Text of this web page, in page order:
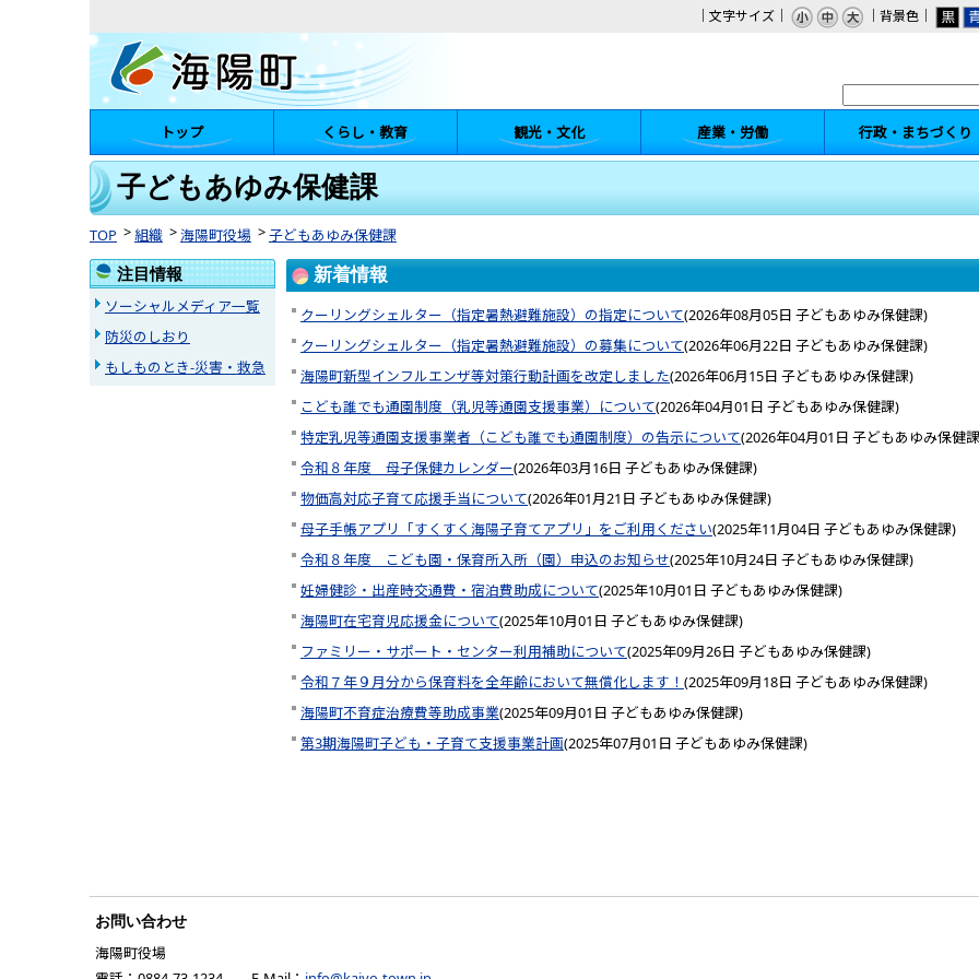
｜文字サイズ｜ ｜背景色｜
トップ くらし・教育 観光・文化 産業・労働 行政・まちづくり
子どもあゆみ保健課
TOP 組織 海陽町役場 子どもあゆみ保健課
新着情報
クーリングシェルター（指定暑熱避難施設）の指定について(2026年08月05日 子どもあゆみ保健課)
クーリングシェルター（指定暑熱避難施設）の募集について(2026年06月22日 子どもあゆみ保健課)
海陽町新型インフルエンザ等対策行動計画を改定しました(2026年06月15日 子どもあゆみ保健課)
こども誰でも通園制度（乳児等通園支援事業）について(2026年04月01日 子どもあゆみ保健課)
特定乳児等通園支援事業者（こども誰でも通園制度）の告示について(2026年04月01日 子どもあゆみ保健課
令和８年度 母子保健カレンダー(2026年03月16日 子どもあゆみ保健課)
物価高対応子育て応援手当について(2026年01月21日 子どもあゆみ保健課)
母子手帳アプリ「すくすく海陽子育てアプリ」をご利用ください(2025年11月04日 子どもあゆみ保健課)
令和８年度 こども園・保育所入所（園）申込のお知らせ(2025年10月24日 子どもあゆみ保健課)
妊婦健診・出産時交通費・宿泊費助成について(2025年10月01日 子どもあゆみ保健課)
海陽町在宅育児応援金について(2025年10月01日 子どもあゆみ保健課)
ファミリー・サポート・センター利用補助について(2025年09月26日 子どもあゆみ保健課)
令和７年９月分から保育料を全年齢において無償化します！ (2025年09月18日 子どもあゆみ保健課)
海陽町不育症治療費等助成事業(2025年09月01日 子どもあゆみ保健課)
第3期海陽町子ども・子育て支援事業計画(2025年07月01日 子どもあゆみ保健課)
注目情報
ソーシャルメディア一覧
防災のしおり
もしものとき-災害・救急
お問い合わせ
海陽町役場